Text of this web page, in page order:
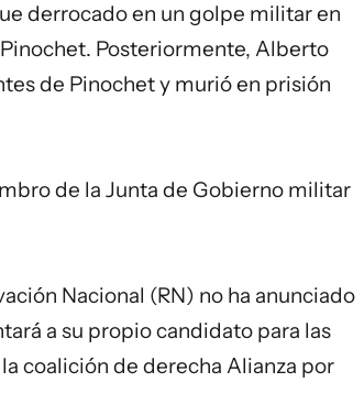
derrocado en un golpe militar en
Posteriormente, Alberto
de Pinochet y murió en prisión
de la Junta de Gobierno militar
Nacional (RN) no ha anunciado
a su propio candidato para las
coalición de derecha Alianza por